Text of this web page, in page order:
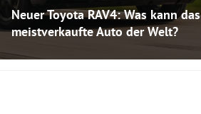
Neuer Toyota RAV4: Was kann das
meistverkaufte Auto der Welt?